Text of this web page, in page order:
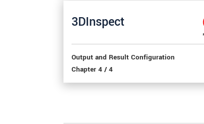
3DInspect
Output and Result Configuration
Chapter 4 / 4